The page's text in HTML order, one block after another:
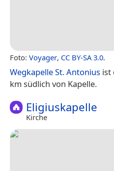
Foto: Voyager, CC BY-SA 3.0.
Wegkapelle St. Antonius ist
km südlich von Kapelle.
Eligiuskapelle
Kirche